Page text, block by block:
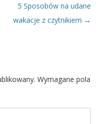
5 Sposobów na udane
wakacje z czytnikiem →
Wymagane pola